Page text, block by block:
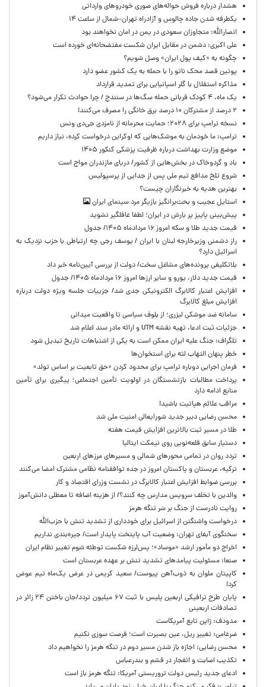
هشدار درباره فروش حواله‌های صوری خودروهای وارداتی
یکطرفه شدن جاده چالوس و آزادراه تهران–شمال از ساعت ۱۴
انصارالله: متجاوزان سعودی در یمن در امان نخواهند بود
علی اکبری: دشمن در مقابل ایران شکست مفتضحانه‌ای خورده است
چگونه به «کیف پول ایران» وصل شویم؟
پوتین قصد محک ناتو را با حمله به یک کشور عضو دارد
مذاکره استقلال با گلر اسپانیایی برای تمدید قرارداد
یک ماه، ۴ کودک قربانی حمله سگ‌ها در سنندج / چرا حوادث تکرار می‌شود؟
۲ درصد از مشترکان ۱۰ درصد برق خانگی را مصرف می‌کنند!
نسخه ترامپ برای ۲۰۲۸؛ حمایت محرمانه از نامزدی جی‌دی ونس
ترامپ: ما خودمان به موشک‌هایی که اوکراین درخواست کرده، نیاز داریم
موضع وزارت بهداشت درباره ظرفیت پزشکی کنکور ۱۴۰۵
باد و گردوخاک در بخش‌هایی از کشور/ دریای مازندران مواج است
شروع تلخ مدافع تیم ملی پس از جدایی از پرسپولیس
بهترین هدیه به خبرنگاران چیست؟
استایل عجیب و بحث‌برانگیز بازیگر مرد سینمای ایران
پیش‌بینی پاییز پر بارش در ایران؛ لطفا غافلگیر نشوید
قیمت جدید طلا و سکه امروز ۱۶ مردادماه ۱۴۰۵/ جدول
راز دشمنی وزیرخارجه لبنان با ایران / یوسف رجی چه ارتباطی با حزب نزدیک به
اسرائیل دارد؟
بلاتکلیفی پرونده‌های مشاغل سخت/ دولت از بررسی آیین‌نامه خبر داد
قیمت جدید دلار، یورو و سایر ارزها امروز ۱۶ مردادماه ۱۴۰۵/ جدول
افزایش اعتبار کالابرگ الکترونیکی جدی شد/ جزییات جلسه ویژه دولت درباره
افزایش مبلغ کالابرگ
سامانه ضد موشکی لیزری؛ از بلوف سیاسی تا واقعیت میدانی
جزئیات ثبت ادعا، تهیه نقشه UTM و ارائه مادر سند اعلام شد
تلگراف: جنگ علیه ایران ممکن است به یکی از اشتباهات تاریخ تبدیل شود
خطر پنهان التهاب لثه برای استخوان‌ها
فرمان اجرایی دوباره ترامپ برای محدود کردن «حق تابعیت بر اساس تولد»
پرداخت مطالبات بازنشستگان در اولویت تأمین اجتماعی؛ پیگیری برای تأمین
منابع ادامه دارد
مراقب علائم هپاتیت باشید!
محسن رضایی دبیر جدید شورایعالی امنیت ملی شد
طلا در مسیر ثبت بالاترین افزایش قیمت هفته
دستیار سابق قلعه‌نویی روی نیمکت ایتالیا
تردد روان در تمامی محورهای شمالی و مسیرهای مرزهای اربعین
ترکیه، عربستان و پاکستان امروز در جده توافقنامه نظامی مشترک امضا می‌کنند
بررسی ضوابط افزایش اعتبار کالابرگ در نشست وزرای اقتصاد و کار
والدین با تخلف سرویس مدارس چه کنند؟/ از هزینه اضافه تا معطلی دانش‌آموز
روایت نادرست از جنگ بر سَر تنگه هرمز
درخواست واشنگتن از اسرائیل برای خودداری از تشدید تنش با حزب‌الله
سخنگوی آبفای تهران: وضعیت آب پایتخت پایدار است/ جیره‌بندی نداریم
اخراج دو مأمور ارشد «موساد»؛ پس‌لرزه شکست توطئه شوم تغییر نظام ایران
صنعا: مسئولیت پیامدهای تشدید تنش بر عهده عربستان است
کاپیتان ملوان به ذوب‌آهن پیوست/ سعید کریمی در عرض یک‌ماه تیم عوض
کرد!
پایان طرح ترافیکی اربعین پلیس با ثبت ۶۷ میلیون تردد/جان باختن ۲۴ زائر در
تصادفات اربعینی
مدودف: ژاپن تابع آمریکاست
ضرغامی: تغییر ریل، عین بصیرت است؛ فرصت سوزی نکنیم
محسن رضایی: اجازه باز شدن مسیر دوم در تنگه هرمز را نخواهیم داد
تکذیب اصابت و انفجار در قشم و بندرعباس
ادعای جدید رئیس دولت تروریستی آمریکا: تنگه هرمز باز است